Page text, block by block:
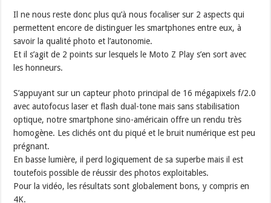
Il ne nous reste donc plus qu’à nous focaliser sur 2 aspects qui
permettent encore de distinguer les smartphones entre eux, à
savoir la qualité photo et l’autonomie.
Et il s’agit de 2 points sur lesquels le Moto Z Play s’en sort avec
les honneurs.
S’appuyant sur un capteur photo principal de 16 mégapixels f/2.0
avec autofocus laser et flash dual-tone mais sans stabilisation
optique, notre smartphone sino-américain offre un rendu très
homogène. Les clichés ont du piqué et le bruit numérique est peu
prégnant.
En basse lumière, il perd logiquement de sa superbe mais il est
toutefois possible de réussir des photos exploitables.
Pour la vidéo, les résultats sont globalement bons, y compris en
4K.